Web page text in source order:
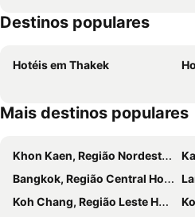
Destinos populares
Hotéis em Thakek
Mais destinos populares
Khon Kaen, Região Nordeste Hotéis
Bangkok, Região Central Hotéis
Koh Chang, Região Leste Hotéis